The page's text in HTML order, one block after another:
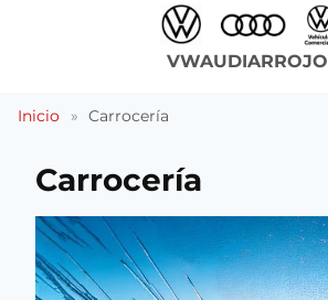
VWAUDIARROJO
Inicio » Carrocería
Carrocería